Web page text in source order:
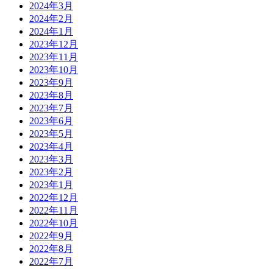
2024年3月
2024年2月
2024年1月
2023年12月
2023年11月
2023年10月
2023年9月
2023年8月
2023年7月
2023年6月
2023年5月
2023年4月
2023年3月
2023年2月
2023年1月
2022年12月
2022年11月
2022年10月
2022年9月
2022年8月
2022年7月